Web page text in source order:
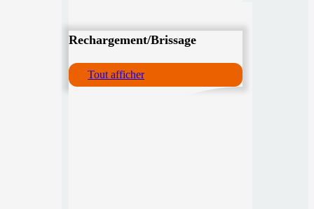
Rechargement/Brissage
Tout afficher